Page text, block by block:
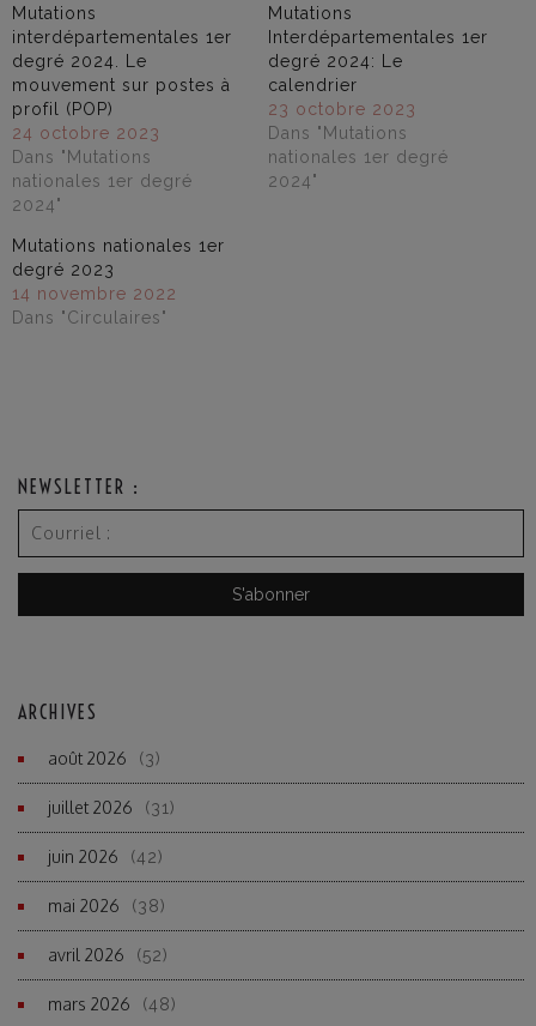
Mutations
interdépartementales 1er
degré 2024. Le
mouvement sur postes à
profil (POP)
24 octobre 2023
Dans "Mutations
nationales 1er degré
2024"
Mutations
Interdépartementales 1er
degré 2024: Le
calendrier
23 octobre 2023
Dans "Mutations
nationales 1er degré
2024"
Mutations nationales 1er
degré 2023
14 novembre 2022
Dans "Circulaires"
NEWSLETTER :
ARCHIVES
août 2026 (3)
juillet 2026 (31)
juin 2026 (42)
mai 2026 (38)
avril 2026 (52)
mars 2026 (48)